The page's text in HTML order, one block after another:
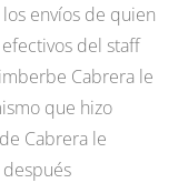
envíos de quien
del staff
Cabrera le
que hizo
Cabrera le